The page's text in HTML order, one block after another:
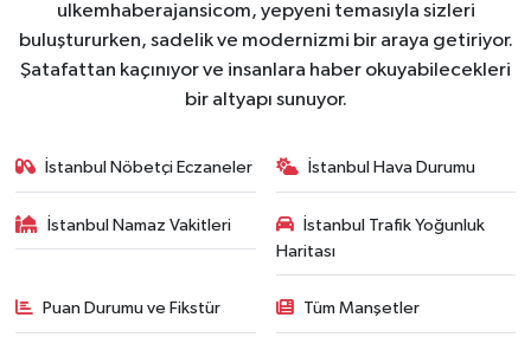
ulkemhaberajansicom, yepyeni temasıyla sizleri
buluştururken, sadelik ve modernizmi bir araya getiriyor.
Şatafattan kaçınıyor ve insanlara haber okuyabilecekleri
bir altyapı sunuyor.
İstanbul Nöbetçi Eczaneler İstanbul Hava Durumu
İstanbul Namaz Vakitleri
İstanbul Trafik Yoğunluk
Haritası
Puan Durumu ve Fikstür Tüm Manşetler